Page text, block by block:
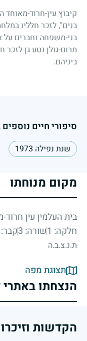
קיבוץ עין-חרוד-
בנים", לזכר חלליו
בני-משפחה וחברים על
מרום-גולן נטע גן
ביניהם.
סיפורי חיים
שנת נפילה 1973
מקום מנוחתו
בית העלמין עין
חלקה: 1
שורה: 3 קבר: 4
ת.נ.צ.ב.ה
תצוגת מפה
הנצחתו באתרי
הקדשות